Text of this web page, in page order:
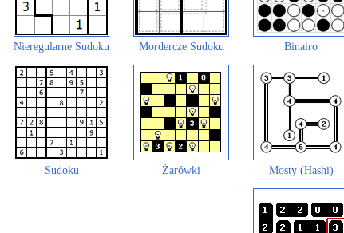
Nieregularne Sudoku Mordercze Sudoku Binairo
Sudoku Żarówki Mosty (Hashi)